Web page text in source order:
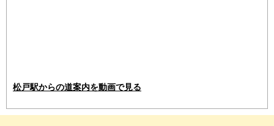
松戸駅からの道案内を動画で見る